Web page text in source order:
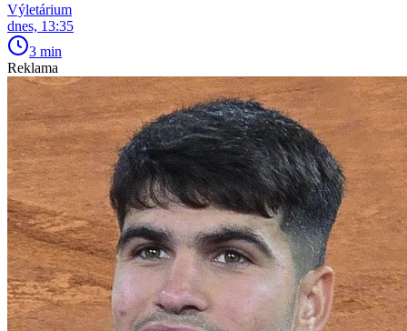
Výletárium
dnes, 13:35
3 min
Reklama